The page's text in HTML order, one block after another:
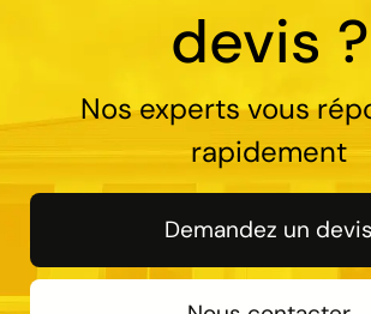
devis ?
Nos experts vous
rapidement
Demandez un devis